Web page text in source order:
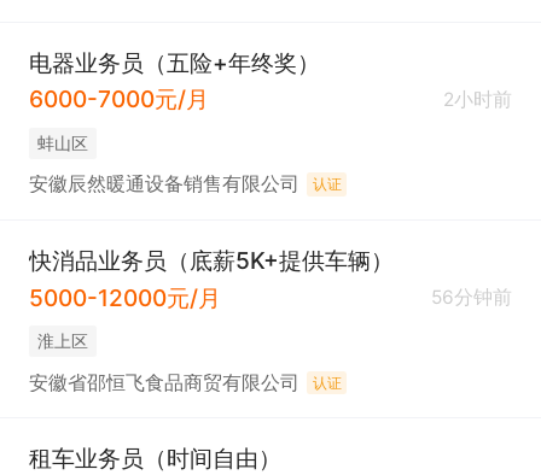
电器业务员（五险+年终奖）
6000-7000元/月
2小时前
蚌山区
安徽辰然暖通设备销售有限公司 认证
快消品业务员（底薪5K+提供车辆）
5000-12000元/月
56分钟前
淮上区
安徽省邵恒飞食品商贸有限公司 认证
租车业务员（时间自由）